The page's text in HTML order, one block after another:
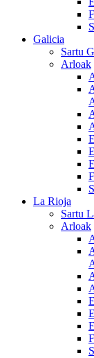
Galicia
Sartu
Arloak
La Rioja
Sartu
Arloak